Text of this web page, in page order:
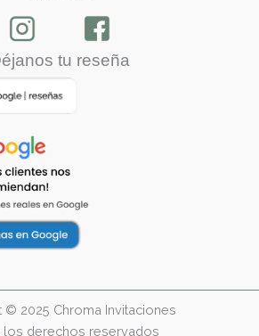
tu reseña
© 2025 Chroma Invitaciones
los derechos reservados